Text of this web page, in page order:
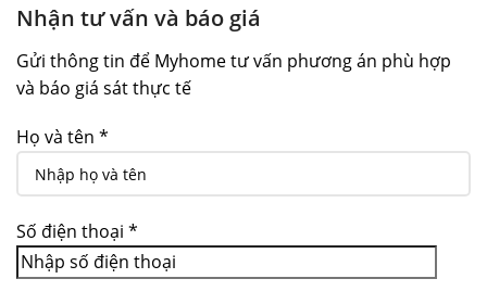
Nhận tư vấn và báo giá
Gửi thông tin để Myhome tư vấn phương án phù hợp
và báo giá sát thực tế
Họ và tên *
Số điện thoại *